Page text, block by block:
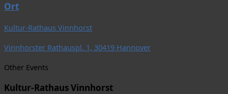
Ort
Kultur-Rathaus Vinnhorst
Vinnhorster Rathauspl. 1, 30419 Hannover
Other Events
Kultur-Rathaus Vinnhorst